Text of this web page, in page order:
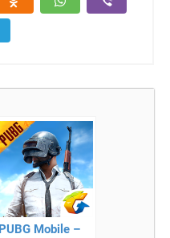
PUBG Mobile –